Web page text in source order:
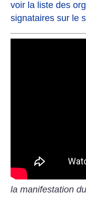
voir la liste des
signataires sur le
la manifestation